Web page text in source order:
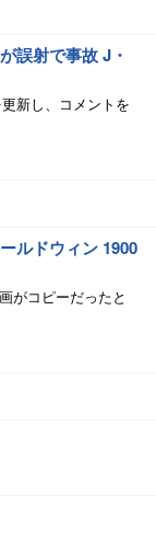
誤射で事故 J・
新し、コメントを
ルドウィン 1900
がコピーだったと